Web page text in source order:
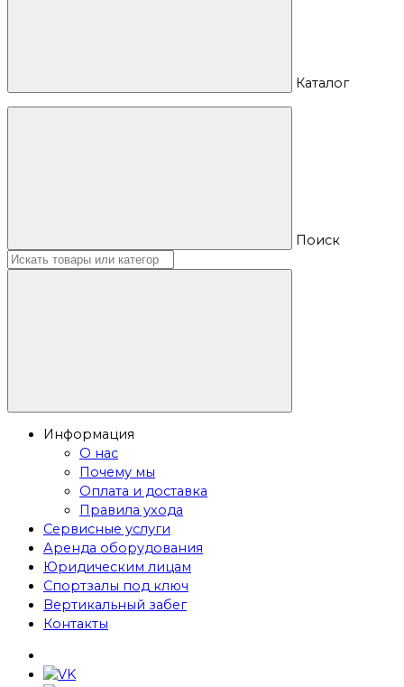
Каталог
Поиск
Информация
О нас
Почему мы
Оплата и доставка
Правила ухода
Сервисные услуги
Аренда оборудования
Юридическим лицам
Спортзалы под ключ
Вертикальный забег
Контакты